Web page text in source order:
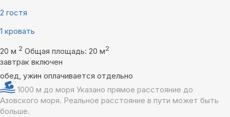
2 гостя
1 кровать
20 м 2 Общая площадь: 20 м2
завтрак включен
обед, ужин оплачивается отдельно
1000 м до моря Указано прямое расстояние до
Азовского моря. Реальное расстояние в пути может быть
больше.